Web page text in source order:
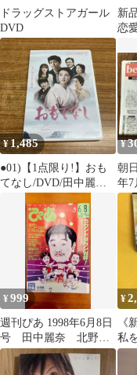
ドラッグストアガール
DVD
新
恋
¥1,485
●01)【1点限り!】おも
てなし/DVD/田中麗奈/
ワン・ポーチェ/ジェ
イ・チャン/オリジナル
日台合作映画/TCED-
4201/A
¥
朝
年7
¥999
週刊ぴあ 1998年6月8日
号 田中麗奈 北野井
子
¥
《
私
田